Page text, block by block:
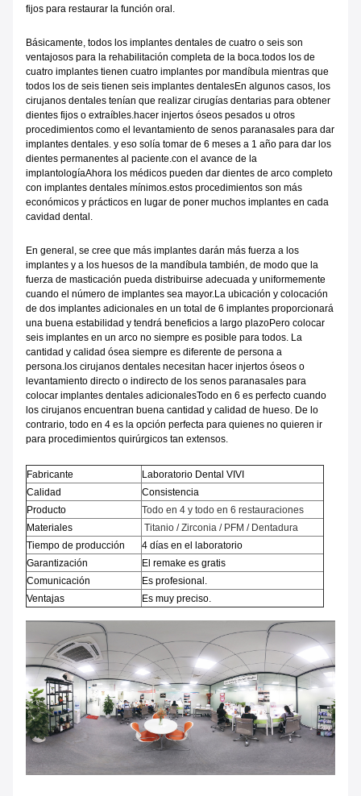
fijos para restaurar la función oral.
Básicamente, todos los implantes dentales de cuatro o seis son
ventajosos para la rehabilitación completa de la boca.todos los de
cuatro implantes tienen cuatro implantes por mandíbula mientras que
todos los de seis tienen seis implantes dentalesEn algunos casos, los
cirujanos dentales tenían que realizar cirugías dentarias para obtener
dientes fijos o extraíbles.hacer injertos óseos pesados u otros
procedimientos como el levantamiento de senos paranasales para dar
implantes dentales. y eso solía tomar de 6 meses a 1 año para dar los
dientes permanentes al paciente.con el avance de la
implantologíaAhora los médicos pueden dar dientes de arco completo
con implantes dentales mínimos.estos procedimientos son más
económicos y prácticos en lugar de poner muchos implantes en cada
cavidad dental.
En general, se cree que más implantes darán más fuerza a los
implantes y a los huesos de la mandíbula también, de modo que la
fuerza de masticación pueda distribuirse adecuada y uniformemente
cuando el número de implantes sea mayor.La ubicación y colocación
de dos implantes adicionales en un total de 6 implantes proporcionará
una buena estabilidad y tendrá beneficios a largo plazoPero colocar
seis implantes en un arco no siempre es posible para todos. La
cantidad y calidad ósea siempre es diferente de persona a
persona.los cirujanos dentales necesitan hacer injertos óseos o
levantamiento directo o indirecto de los senos paranasales para
colocar implantes dentales adicionalesTodo en 6 es perfecto cuando
los cirujanos encuentran buena cantidad y calidad de hueso. De lo
contrario, todo en 4 es la opción perfecta para quienes no quieren ir
para procedimientos quirúrgicos tan extensos.
Fabricante
Laboratorio Dental VIVI
Calidad
Consistencia
Producto
Todo en 4 y todo en 6 restauraciones
Materiales
Titanio / Zirconia / PFM / Dentadura
Tiempo de producción
4 días en el laboratorio
Garantización
El remake es gratis
Comunicación
Es profesional.
Ventajas
Es muy preciso.